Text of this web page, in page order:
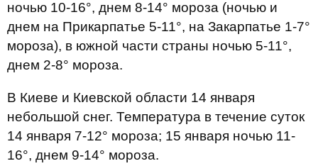
ночью 10-16°, днем ​​8-14° мороза (ночью и
днем ​​на Прикарпатье 5-11°, на Закарпатье 1-7°
мороза), в южной части страны ночью 5-11°,
днем ​​2-8° мороза.
В Киеве и Киевской области 14 января
небольшой снег. Температура в течение суток
14 января 7-12° мороза; 15 января ночью 11-
16°, днем ​​9-14° мороза.